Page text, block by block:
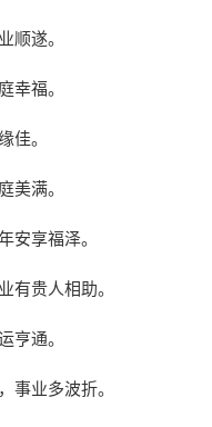
顺遂。
幸福。
佳。
美满。
安享福泽。
有贵人相助。
亨通。
事业多波折。